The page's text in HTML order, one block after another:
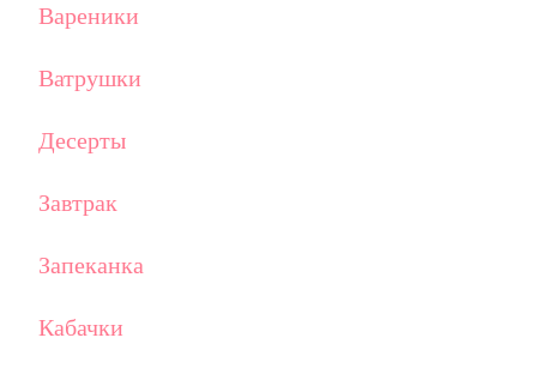
Вареники
Ватрушки
Десерты
Завтрак
Запеканка
Кабачки